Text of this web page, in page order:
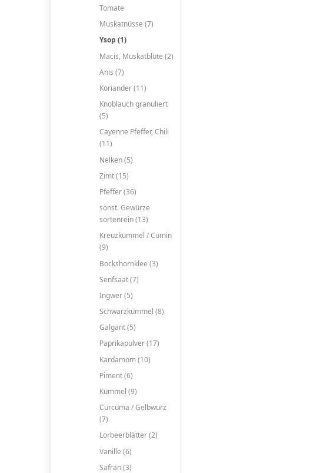
Tomate
Muskatnüsse (7)
Ysop (1)
Macis, Muskatblüte (2)
Anis (7)
Koriander (11)
Knoblauch granuliert
(5)
Cayenne Pfeffer, Chili
(11)
Nelken (5)
Zimt (15)
Pfeffer (36)
sonst. Gewürze
sortenrein (13)
Kreuzkümmel / Cumin
(9)
Bockshornklee (3)
Senfsaat (7)
Ingwer (5)
Schwarzkümmel (8)
Galgant (5)
Paprikapulver (17)
Kardamom (10)
Piment (6)
Kümmel (9)
Curcuma / Gelbwurz
(7)
Lorbeerblätter (2)
Vanille (6)
Safran (3)